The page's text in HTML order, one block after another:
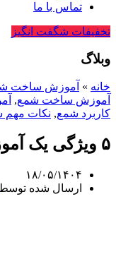
تماس با ما
تخفیفات شگفت انگیز
وبلاگ
خانه » آموزش ساخت
آموزش ساخت شمع,
کاربرد شمع, نکات
۵ ویژگی یک آموزش شمع سازی کاربردی
۱۸/۰۵/۱۴۰۴
ارسال شده